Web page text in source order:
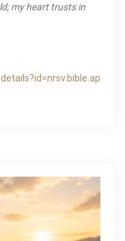
my heart trusts in